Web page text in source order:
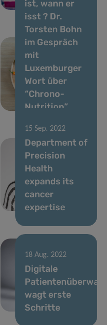
ist, wann er
isst ? Dr.
Torsten Bohn
im Gespräch
mit
Luxemburger
Wort über
“Chrono-
Nutrition”.
15 Sep. 2022
Department of
Precision
Health
expands its
cancer
expertise
18 Aug. 2022
Digitale
wagt erste
Schritte